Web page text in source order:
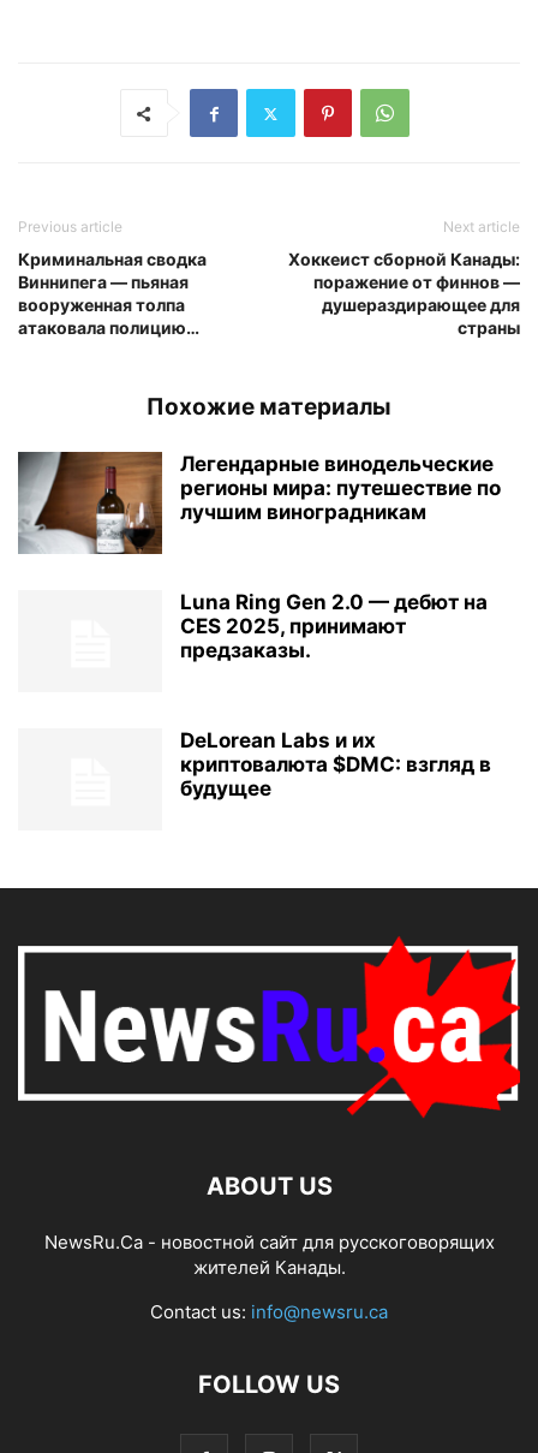
Previous article
Криминальная сводка
Виннипега — пьяная
вооруженная толпа
атаковала полицию…
Next article
Хоккеист сборной Канады:
поражение от финнов —
душераздирающее для
страны
Похожие материалы
Легендарные винодельческие
регионы мира: путешествие по
лучшим виноградникам
Luna Ring Gen 2.0 — дебют на
CES 2025, принимают
предзаказы.
DeLorean Labs и их
криптовалюта $DMC: взгляд в
будущее
ABOUT US
NewsRu.Ca - новостной сайт для русскоговорящих
жителей Канады.
Contact us: info@newsru.ca
FOLLOW US